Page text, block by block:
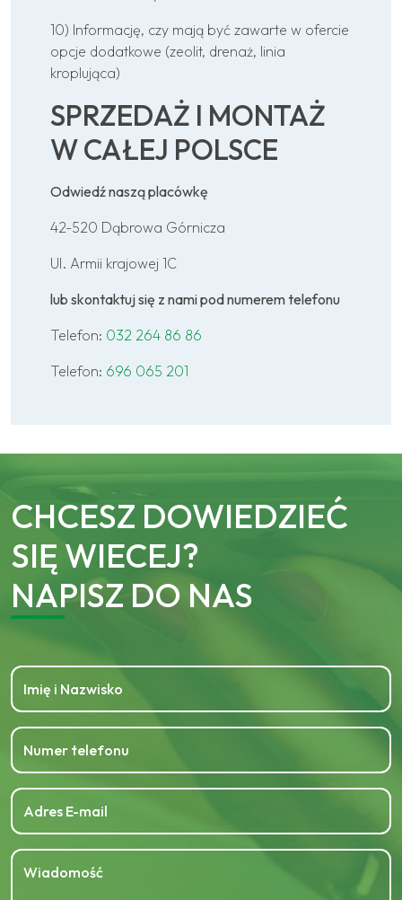
10) Informację, czy mają być zawarte w ofercie
opcje dodatkowe (zeolit, drenaż, linia
kroplująca)
SPRZEDAŻ I MONTAŻ
W CAŁEJ POLSCE
Odwiedź naszą placówkę
42-520 Dąbrowa Górnicza
Ul. Armii krajowej 1C
lub skontaktuj się z nami pod numerem telefonu
Telefon: 032 264 86 86
Telefon: 696 065 201
CHCESZ DOWIEDZIEĆ
SIĘ WIECEJ?
NAPISZ DO NAS